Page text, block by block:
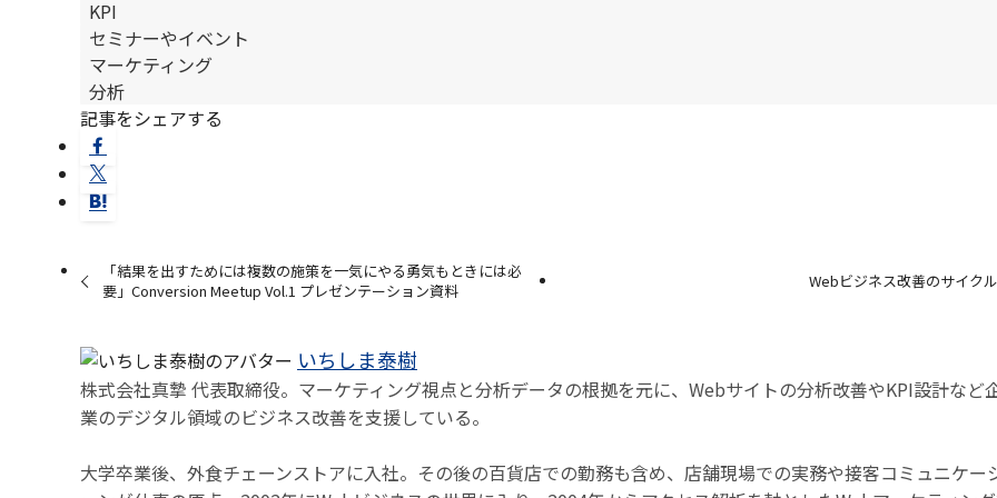
KPI
セミナーやイベント
マーケティング
分析
記事をシェアする
「結果を出すためには複数の施策を一気にやる勇気もときには必
要」Conversion Meetup Vol.1 プレゼンテーション資料
Webビジネス改善のサイクル
いちしま泰樹
株式会社真摯 代表取締役。マーケティング視点と分析データの根拠を元に、Webサイトの分析改善やKPI設計など
業のデジタル領域のビジネス改善を支援している。
大学卒業後、外食チェーンストアに入社。その後の百貨店での勤務も含め、店舗現場での実務や接客コミュニケー